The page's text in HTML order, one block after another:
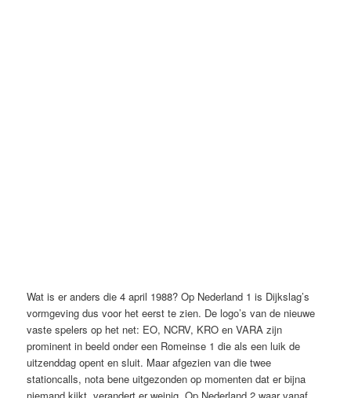
Wat is er anders die 4 april 1988? Op Nederland 1 is Dijkslag’s
vormgeving dus voor het eerst te zien. De logo’s van de nieuwe
vaste spelers op het net: EO, NCRV, KRO en VARA zijn
prominent in beeld onder een Romeinse 1 die als een luik de
uitzenddag opent en sluit. Maar afgezien van die twee
stationcalls, nota bene uitgezonden op momenten dat er bijna
niemand kijkt, verandert er weinig. Op Nederland 2 waar vanaf